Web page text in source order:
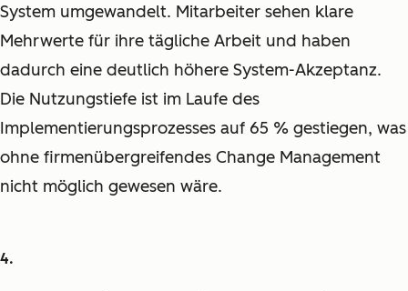
System umgewandelt. Mitarbeiter sehen klare
Mehrwerte für ihre tägliche Arbeit und haben
dadurch eine deutlich höhere System-Akzeptanz.
Die Nutzungstiefe ist im Laufe des
Implementierungsprozesses auf 65 % gestiegen, was
ohne firmenübergreifendes Change Management
nicht möglich gewesen wäre.